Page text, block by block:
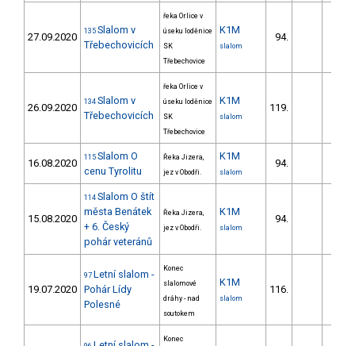
27.09.2020 135 Slalom v
Třebechovicích
řeka Orlice v
úseku loděnice
SK
Třebechovice
K1M
slalom
94.
26.09.2020 134 Slalom v
Třebechovicích
řeka Orlice v
úseku loděnice
SK
Třebechovice
K1M
slalom
119.
16.08.2020 115 Slalom O
cenu Tyrolitu
Řeka Jizera,
jez v Obodři.
K1M
slalom
94.
15.08.2020
114 Slalom O štít
města Benátek
+ 6. Český
pohár veteránů
Řeka Jizera,
jez v Obodři.
K1M
slalom
94.
19.07.2020
97 Letní slalom -
Pohár Lídy
Polesné
Konec
slalomové
dráhy - nad
soutokem
K1M
slalom
116.
Konec